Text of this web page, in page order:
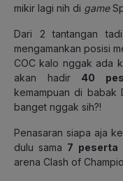
mikir lagi nih di game
Dari 2 tantangan
mengamankan posisi
COC kalo nggak ada
akan hadir 40
kemampuan di babak
banget nggak sih?!
Penasaran siapa aja
dulu sama 7 peserta
arena Clash of